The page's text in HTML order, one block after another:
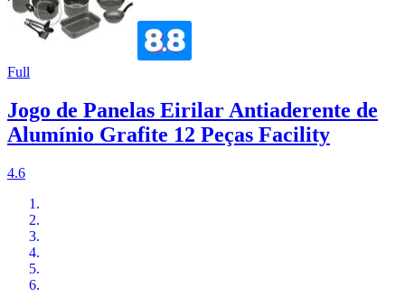
Full
Jogo de Panelas Eirilar Antiaderente de
Alumínio Grafite 12 Peças Facility
4.6